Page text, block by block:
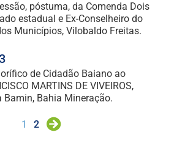
póstuma, da Comenda Dois
estadual e Ex-Conselheiro do
Municípios, Vilobaldo Freitas.
de Cidadão Baiano ao
MARTINS DE VIVEIROS,
Bamin, Bahia Mineração.
1 2